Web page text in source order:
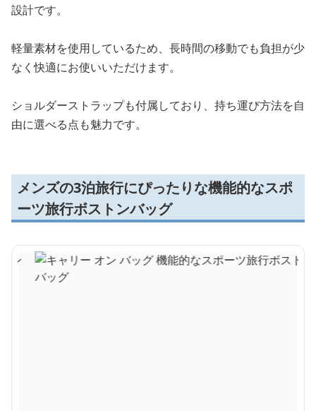
設計です。
軽量素材を使用しているため、長時間の移動でも負担が少
なく快適にお使いいただけます。
ショルダーストラップも付属しており、持ち運び方法を自
由に選べる点も魅力です。
メンズの3泊旅行にぴったりな機能的なスポ
ーツ旅行ボストンバッグ